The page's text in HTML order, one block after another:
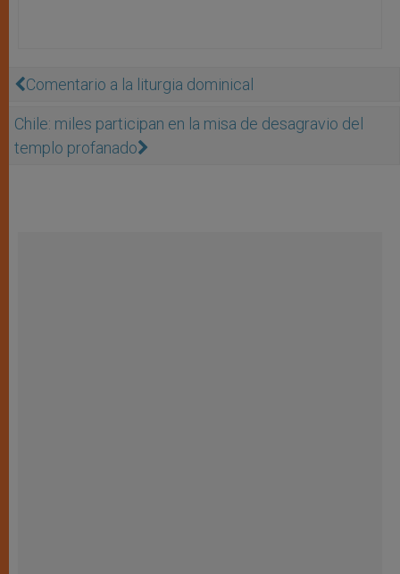
Comentario a la liturgia dominical
Chile: miles participan en la misa de desagravio del
templo profanado